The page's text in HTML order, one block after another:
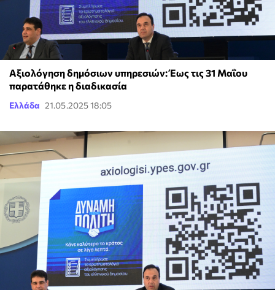
Αξιολόγηση δημόσιων υπηρεσιών: Έως τις 31 Μαΐου
παρατάθηκε η διαδικασία
Ελλάδα 21.05.2025 18:05